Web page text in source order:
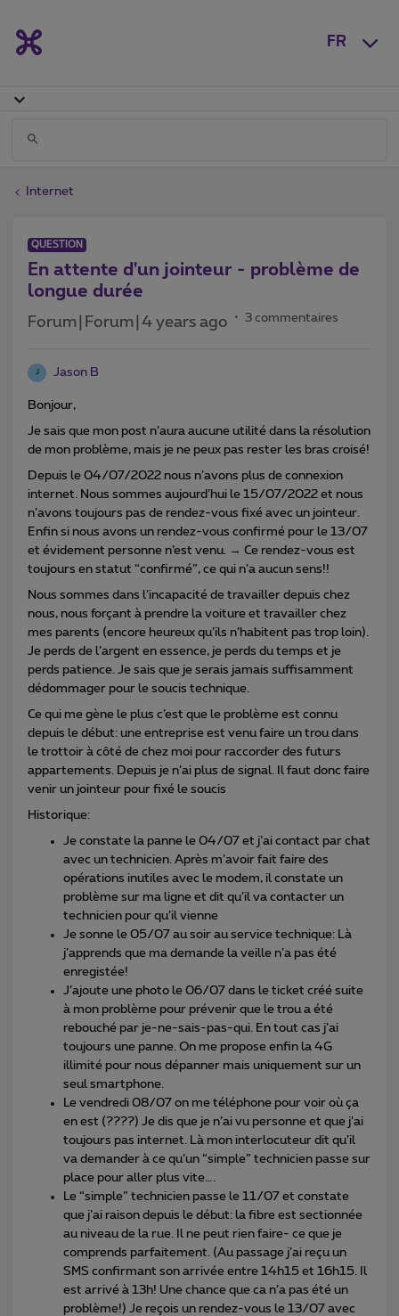
FR
Internet
QUESTION
En attente d'un jointeur - problème de
longue durée
Forum|Forum|4 years ago 3 commentaires
J Jason B
Bonjour,
Je sais que mon post n’aura aucune utilité dans la résolution
de mon problème, mais je ne peux pas rester les bras croisé!
Depuis le 04/07/2022 nous n’avons plus de connexion
internet. Nous sommes aujourd’hui le 15/07/2022 et nous
n’avons toujours pas de rendez-vous fixé avec un jointeur.
Enfin si nous avons un rendez-vous confirmé pour le 13/07
et évidement personne n’est venu. → Ce rendez-vous est
toujours en statut “confirmé”, ce qui n’a aucun sens!!
Nous sommes dans l’incapacité de travailler depuis chez
nous, nous forçant à prendre la voiture et travailler chez
mes parents (encore heureux qu’ils n’habitent pas trop loin).
Je perds de l’argent en essence, je perds du temps et je
perds patience. Je sais que je serais jamais suffisamment
dédommager pour le soucis technique.
Ce qui me gène le plus c’est que le problème est connu
depuis le début: une entreprise est venu faire un trou dans
le trottoir à côté de chez moi pour raccorder des futurs
appartements. Depuis je n’ai plus de signal. Il faut donc faire
venir un jointeur pour fixé le soucis
Historique:
Je constate la panne le 04/07 et j’ai contact par chat
avec un technicien. Après m’avoir fait faire des
opérations inutiles avec le modem, il constate un
problème sur ma ligne et dit qu’il va contacter un
technicien pour qu’il vienne
Je sonne le 05/07 au soir au service technique: Là
j’apprends que ma demande la veille n’a pas été
enregistée!
J’ajoute une photo le 06/07 dans le ticket créé suite
à mon problème pour prévenir que le trou a été
rebouché par je-ne-sais-pas-qui. En tout cas j’ai
toujours une panne. On me propose enfin la 4G
illimité pour nous dépanner mais uniquement sur un
seul smartphone.
Le vendredi 08/07 on me téléphone pour voir où ça
en est (????) Je dis que je n’ai vu personne et que j’ai
toujours pas internet. Là mon interlocuteur dit qu’il
va demander à ce qu’un “simple” technicien passe sur
place pour aller plus vite….
Le “simple” technicien passe le 11/07 et constate
que j’ai raison depuis le début: la fibre est sectionnée
au niveau de la rue. Il ne peut rien faire- ce que je
comprends parfaitement. (Au passage j’ai reçu un
SMS confirmant son arrivée entre 14h15 et 16h15. Il
est arrivé à 13h! Une chance que ca n’a pas été un
problème!) Je reçois un rendez-vous le 13/07 avec